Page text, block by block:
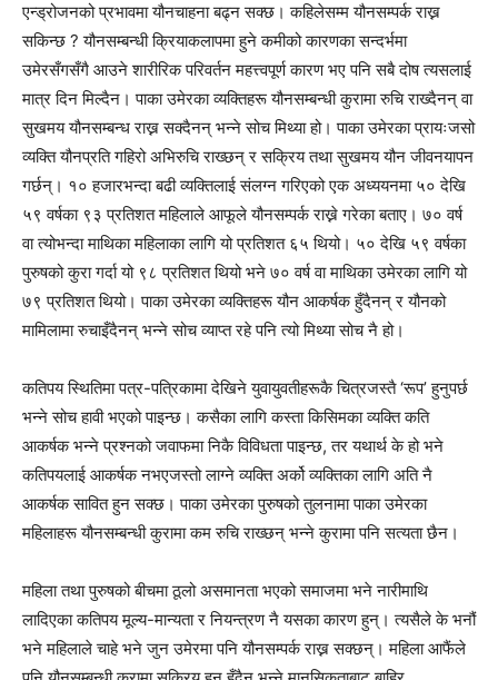
एन्ड्रोजनको प्रभावमा यौनचाहना बढ्न सक्छ। कहिलेसम्म यौनसम्पर्क राख्न
सकिन्छ ? यौनसम्बन्धी क्रियाकलापमा हुने कमीको कारणका सन्दर्भमा
उमेरसँगसँगै आउने शारीरिक परिवर्तन महत्त्वपूर्ण कारण भए पनि सबै दोष त्यसलाई
मात्र दिन मिल्दैन। पाका उमेरका व्यक्तिहरू यौनसम्बन्धी कुरामा रुचि राख्दैनन् वा
सुखमय यौनसम्बन्ध राख्न सक्दैनन् भन्ने सोच मिथ्या हो। पाका उमेरका प्रायःजसो
व्यक्ति यौनप्रति गहिरो अभिरुचि राख्छन् र सक्रिय तथा सुखमय यौन जीवनयापन
गर्छन्। १० हजारभन्दा बढी व्यक्तिलाई संलग्न गरिएको एक अध्ययनमा ५० देखि
५९ वर्षका ९३ प्रतिशत महिलाले आफूले यौनसम्पर्क राख्ने गरेका बताए। ७० वर्ष
वा त्योभन्दा माथिका महिलाका लागि यो प्रतिशत ६५ थियो। ५० देखि ५९ वर्षका
पुरुषको कुरा गर्दा यो ९८ प्रतिशत थियो भने ७० वर्ष वा माथिका उमेरका लागि यो
७९ प्रतिशत थियो। पाका उमेरका व्यक्तिहरू यौन आकर्षक हुँदैनन् र यौनको
मामिलामा रुचाइँदैनन् भन्ने सोच व्याप्त रहे पनि त्यो मिथ्या सोच नै हो।
कतिपय स्थितिमा पत्र-पत्रिकामा देखिने युवायुवतीहरूकै चित्रजस्तै ‘रूप’ हुनुपर्छ
भन्ने सोच हावी भएको पाइन्छ। कसैका लागि कस्ता किसिमका व्यक्ति कति
आकर्षक भन्ने प्रश्नको जवाफमा निकै विविधता पाइन्छ, तर यथार्थ के हो भने
कतिपयलाई आकर्षक नभएजस्तो लाग्ने व्यक्ति अर्को व्यक्तिका लागि अति नै
आकर्षक सावित हुन सक्छ। पाका उमेरका पुरुषको तुलनामा पाका उमेरका
महिलाहरू यौनसम्बन्धी कुरामा कम रुचि राख्छन् भन्ने कुरामा पनि सत्यता छैन।
महिला तथा पुरुषको बीचमा ठूलो असमानता भएको समाजमा भने नारीमाथि
लादिएका कतिपय मूल्य-मान्यता र नियन्त्रण नै यसका कारण हुन्। त्यसैले के भनौं
भने महिलाले चाहे भने जुन उमेरमा पनि यौनसम्पर्क राख्न सक्छन्। महिला आफैंले